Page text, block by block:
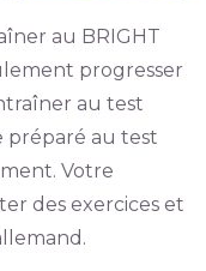
au BRIGHT
progresser
au test
préparé au test
Votre
des exercices et